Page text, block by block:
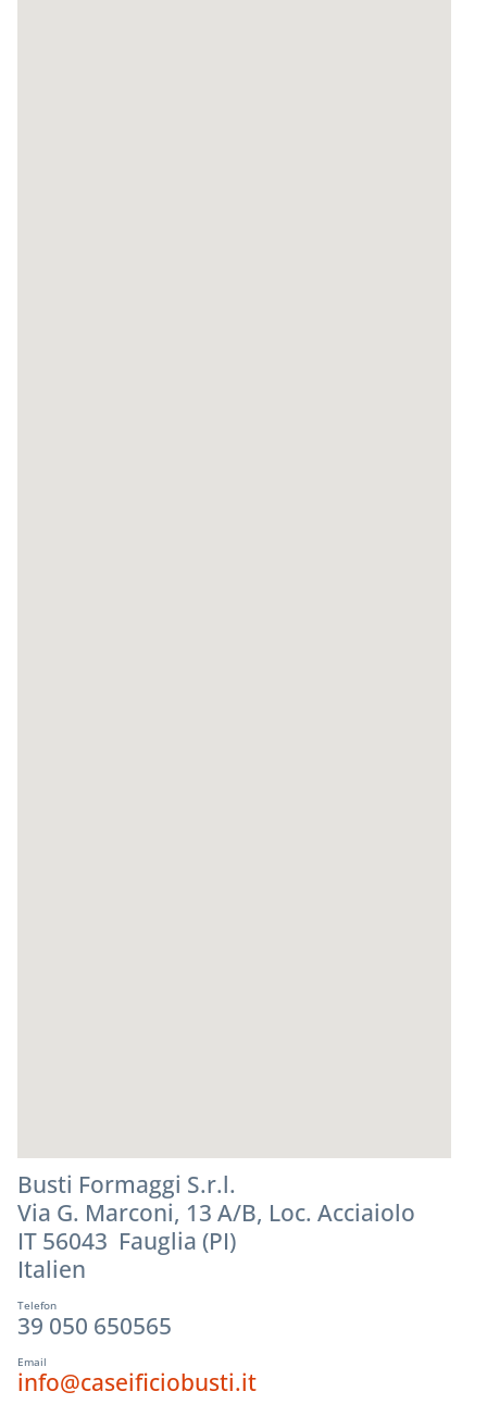
Busti Formaggi S.r.l.
Via G. Marconi, 13 A/B, Loc. Acciaiolo
IT 56043 Fauglia (PI)
Italien
Telefon
39 050 650565
Email
info@caseificiobusti.it